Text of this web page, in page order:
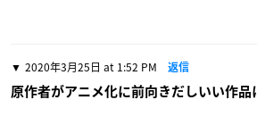
2020年3月25日 at 1:52 PM 返信
原作者がアニメ化に前向きだしいい作品